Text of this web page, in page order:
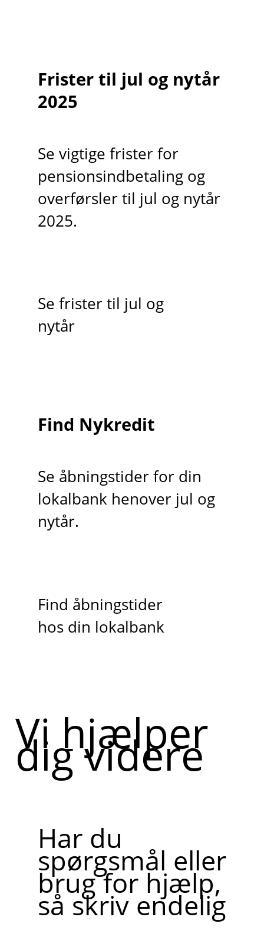
Frister til jul og nytår
2025
Se vigtige frister for
pensionsindbetaling og
overførsler til jul og nytår
2025.
Se frister til jul og
nytår
Find Nykredit
Se åbningstider for din
lokalbank henover jul og
nytår.
Find åbningstider
hos din lokalbank
Vi hjælper
dig videre
Har du
spørgsmål eller
brug for hjælp,
så skriv endelig